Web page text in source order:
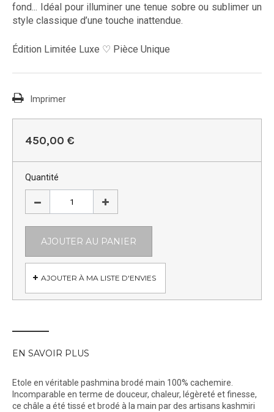
fond... Idéal pour illuminer une tenue sobre ou sublimer un
style classique d’une touche inattendue.
Édition Limitée Luxe ♡ Pièce Unique
Imprimer
450,00 €
Quantité
AJOUTER AU PANIER
AJOUTER À MA LISTE D'ENVIES
EN SAVOIR PLUS
Etole en véritable pashmina brodé main 100% cachemire.
Incomparable en terme de douceur, chaleur, légèreté et finesse,
ce châle a été tissé et brodé à la main par des artisans kashmiri